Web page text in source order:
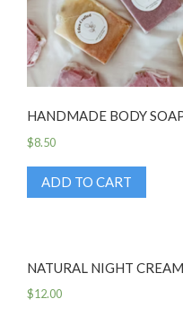
HANDMADE BODY
$8.50
ADD TO CART
NATURAL NIGHT CREAM
$12.00
หลุมสิวแ
สร้าง 6